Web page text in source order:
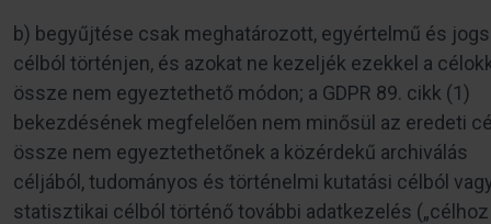
b) begyűjtése csak meghatározott, egyértelmű és
célból történjen, és azokat ne kezeljék ezekkel a
össze nem egyeztethető módon; a GDPR 89. cikk (1)
bekezdésének megfelelően nem minősül az eredeti
össze nem egyeztethetőnek a közérdekű archiválás
céljából, tudományos és történelmi kutatási célból
statisztikai célból történő további adatkezelés („célhoz